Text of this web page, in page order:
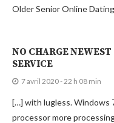
Older Senior Online
NO CHARGE
SERVICE
7 avril 2020 - 22 h 08 min
[…] with lugless. Windows
processor more